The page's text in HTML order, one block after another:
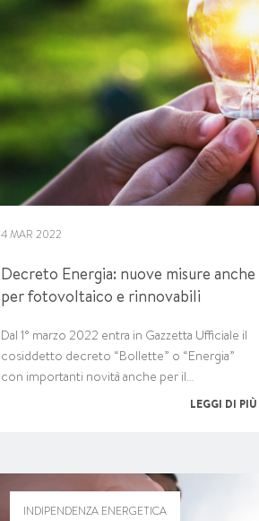
4 MAR 2022
Decreto Energia: nuove misure anche
per fotovoltaico e rinnovabili
Dal 1° marzo 2022 entra in Gazzetta Ufficiale il
cosiddetto decreto “Bollette” o “Energia”
con importanti novità anche per il…
LEGGI DI PIÙ
INDIPENDENZA ENERGETICA